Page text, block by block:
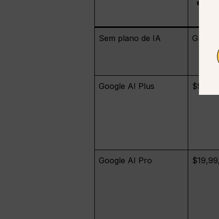
Sem plano de IA Gratuito
Google AI Plus $9.99/
Google AI Pro